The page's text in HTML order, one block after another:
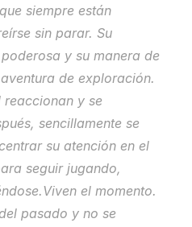
siempre están
sin parar. Su
y su manera de
de exploración.
y se
sencillamente se
su atención en el
seguir jugando,
el momento.
pasado y no se